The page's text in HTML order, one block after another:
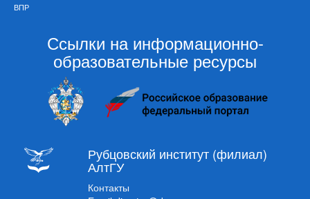
ВПР
Ссылки на информационно-
образовательные ресурсы
Рубцовский институт (филиал)
АлтГУ
Контакты